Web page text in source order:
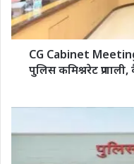
जनवरी
से
लागू
पुलिस
कैबिनेट
CG Cabinet
पुलिस कमिश्नरेट